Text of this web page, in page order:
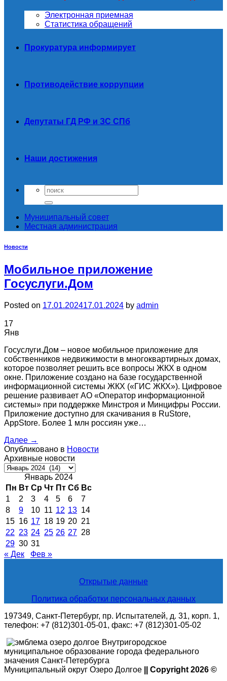
Электронная приемная
Статистика обращений
Прокуратура информирует
Противодействие коррупции
Депутаты ГД РФ и ЗС СПб
Наши достижения
Муниципальный совет
Местная администрация
Новости
Мобильное приложение
Госуслуги.Дом
Posted on 17.01.202417.01.2024 by admin
17
Янв
Госуслуги.Дом – новое мобильное приложение для
собственников недвижимости в многоквартирных домах,
которое позволяет решить все вопросы ЖКХ в одном
окне. Приложение создано на базе государственной
информационной системы ЖКХ («ГИС ЖКХ»). Цифровое
решение развивает АО «Оператор информационной
системы» при поддержке Минстроя и Минцифры России.
Приложение доступно для скачивания в RuStore,
AppStore. Более 1 млн россиян уже…
Далее →
Опубликовано в Новости
Архивные новости
Архивные
новостиЯнварь 2024
Пн Вт Ср Чт Пт Сб Вс
1
2 3 4 5 6
7
8
9 10 11 12 13 14
15 16 17 18 19 20 21
22 23 24 25 26 27 28
29 30 31
« Дек
Фев »
Открытые данные
Политика обработки персональных данных
197349, Санкт-Петербург, пр. Испытателей, д. 31, корп. 1,
телефон: +7 (812)301-05-01, факс: +7 (812)301-05-02
Внутригородское
муниципальное образование города федерального
значения Санкт-Петербурга
Муниципальный округ Озеро Долгое
|| Copyright 2026 ©